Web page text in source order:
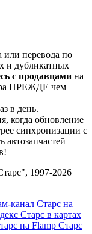
или перевода по
и дубликатных
с продавцами на
ПРЕЖДЕ чем
в день.
когда обновление
синхронизации с
автозапчастей
1997-2026
канал Старс на
Старс в картах
на Flamp Старс